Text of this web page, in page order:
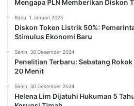
Mengapa PLN Memberikan Diskon
Rabu, 1 Januari 2025
Diskon Token Listrik 50%:
Stimulus Ekonomi Baru
Senin, 30 Desember 2024
Penelitian Terbaru: Sebatang
20 Menit
Senin, 30 Desember 2024
Helena Lim Dijatuhi Hukuman 5